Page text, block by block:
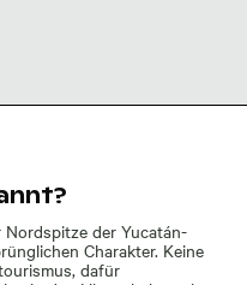
der Yucatán-
Charakter. Keine
dafür